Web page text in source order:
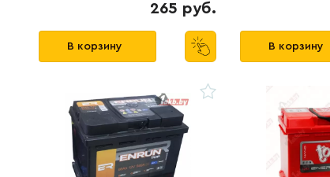
265 руб.
В корзину В корзину